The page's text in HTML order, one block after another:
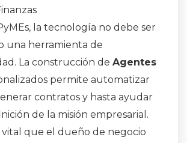
la tecnología no debe ser
una herramienta de
La construcción de Agentes
permite automatizar
contratos y hasta ayudar
de la misión empresarial .
vital que el dueño de negocio